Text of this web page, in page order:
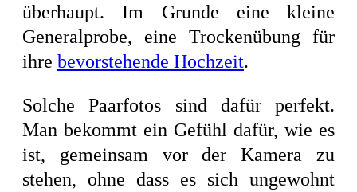
überhaupt. Im Grunde eine kleine
Generalprobe, eine Trockenübung für
ihre bevorstehende Hochzeit.
Solche Paarfotos sind dafür perfekt.
Man bekommt ein Gefühl dafür, wie es
ist, gemeinsam vor der Kamera zu
stehen, ohne dass es sich ungewohnt